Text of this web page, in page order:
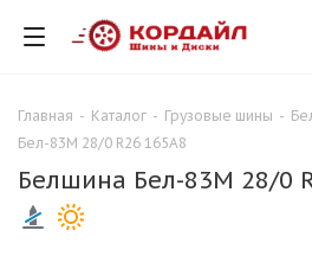
Главная - Каталог - Грузовые шины -
Бел-83М 28/0 R26 165A8
Белшина Бел-83М 28/0